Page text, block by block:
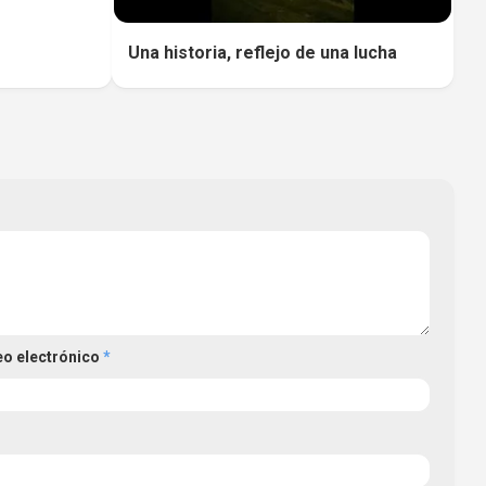
Una historia, reflejo de una lucha
electrónico*